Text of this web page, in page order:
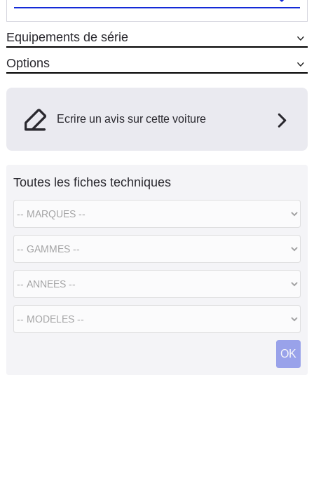
Equipements de série
Options
Ecrire un avis sur cette voiture
Toutes les fiches techniques